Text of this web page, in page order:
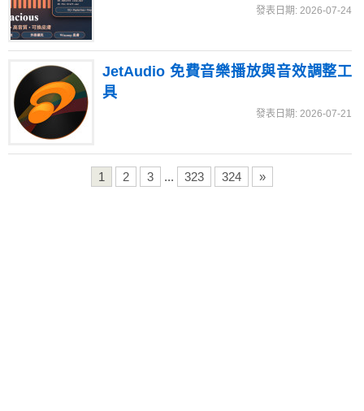
發表日期: 2026-07-24
JetAudio 免費音樂播放與音效調整工
具
發表日期: 2026-07-21
1 2 3 ... 323 324 »